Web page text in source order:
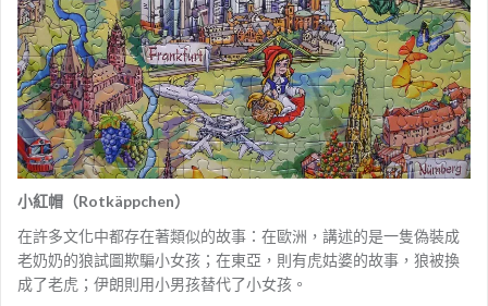
小紅帽（Rotkäppchen）
在許多文化中都存在著類似的故事：在歐洲，講述的是一隻偽裝成
老奶奶的狼試圖欺騙小女孩；在東亞，則有虎姑婆的故事，狼被換
成了老虎；伊朗則用小男孩替代了小女孩。